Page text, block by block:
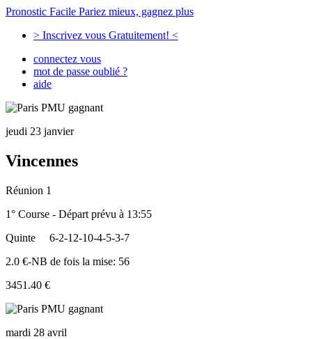
Pronostic Facile Pariez mieux, gagnez plus
> Inscrivez vous Gratuitement! <
connectez vous
mot de passe oublié ?
aide
jeudi 23 janvier
Vincennes
Réunion 1
1° Course - Départ prévu à 13:55
Quinte
6-2-12-10-4-5-3-7
2.0 €-NB de fois la mise: 56
3451.40 €
mardi 28 avril